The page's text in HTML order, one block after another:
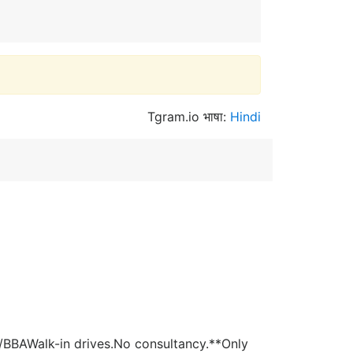
Tgram.io भाषा: Hindi
in drives.No consultancy.**Only